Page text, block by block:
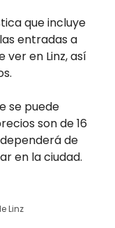
que incluye
entradas a
ver en Linz, así
se puede
son de 16
de
en la ciudad.
Linz